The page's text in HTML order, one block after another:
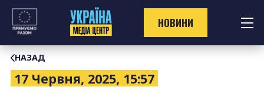
Перейти
контенту
НОВИНИ
НАЗАД
17 Червня, 2025, 15:57